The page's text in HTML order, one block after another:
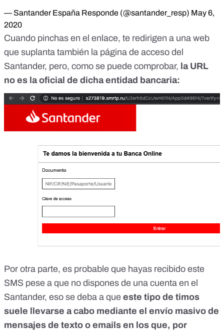
— Santander España Responde (@santander_resp) May 6,
2020
Cuando pinchas en el enlace, te redirigen a una web
que suplanta también la página de acceso del
Santander, pero, como se puede comprobar, la URL
no es la oficial de dicha entidad bancaria:
Por otra parte, es probable que hayas recibido este
SMS pese a que no dispones de una cuenta en el
Santander, eso se deba a que este tipo de timos
suele llevarse a cabo mediante el envío masivo de
mensajes de texto o emails en los que, por